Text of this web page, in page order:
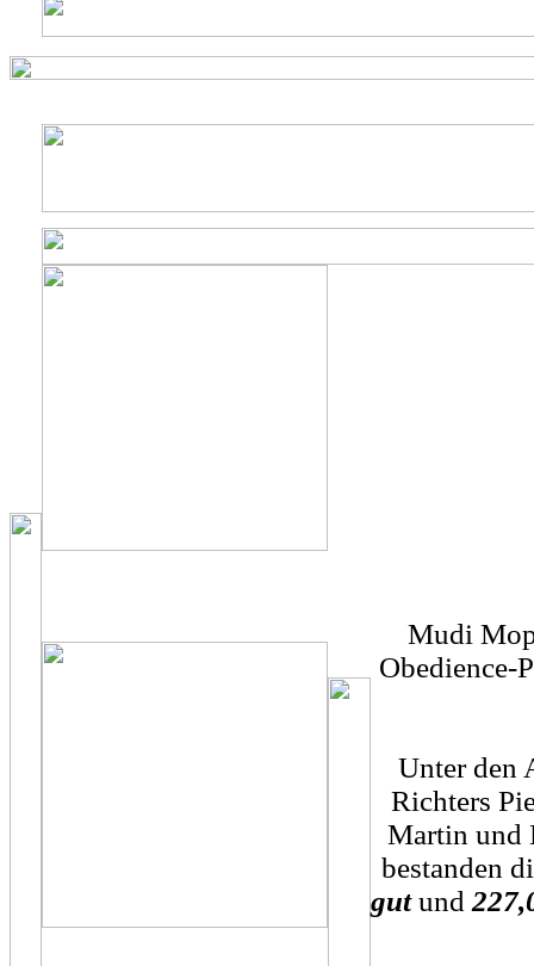
Mudi
Obedience-
Unter den
Richters
Martin und
bestanden
gutund